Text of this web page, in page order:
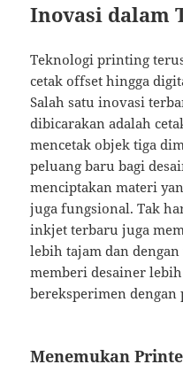
Inovasi dalam
Teknologi printing
cetak offset hingga
Salah satu inovasi
dibicarakan adalah
mencetak objek tiga
peluang baru bagi
menciptakan materi
juga fungsional. Tak
inkjet terbaru juga
lebih tajam dan
memberi desainer
bereksperimen
Menemukan